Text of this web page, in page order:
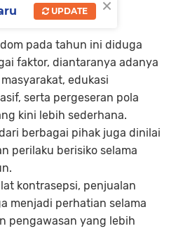
pada tahun ini diduga
faktor, diantaranya adanya
edukasi
serta pergeseran pola
kini lebih sederhana.
berbagai pihak juga dinilai
perilaku berisiko selama
kontrasepsi, penjualan
menjadi perhatian selama
pengawasan yang lebih
UPDATE